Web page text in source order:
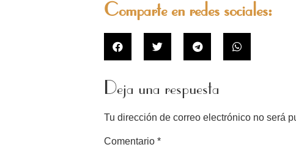
Comparte en redes sociales:
Deja una respuesta
Tu dirección de correo electrónico no será
Comentario *